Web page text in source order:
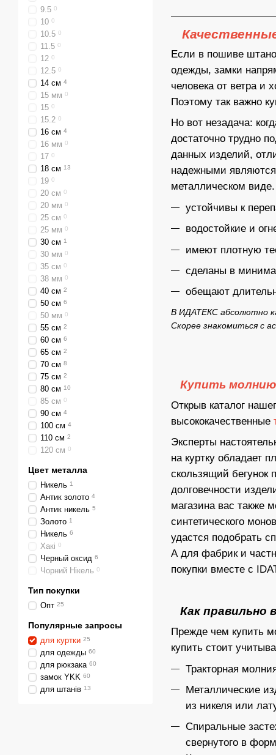
Если в пошиве
одежды, замки
человека от ветра и
Поэтому так важно
Но вот незадача:
достаточно трудно
данных изделий,
надежными
металлическом
устойчивы к
водостойкие и
имеют плотную
сделаны в
обещают
В ИДАТЕКС абсолютно
Скорее знакомиться с
Купить
Открыв каталог
высококачественные
Эксперты
на куртку обладает
скользящий бегунок
долговечности
магазина вас также
синтетического
удастся подобрать
А для фабрик и
покупки вместе с
Как правильно
Прежде чем купить
купить стоит
Тракторная
Металлические
из никеля или
Спиральные
свернутого в
9.5 0
10 0
10.5 0
11.5 0
12 0
12.5 0
14 см 4
15 мм 0
15 0
15.2 0
16 см 4
16 мм 0
17 0
18 см 13
19 0
20 см 0
20 мм 0
25 см 0
25 мм 0
30 см 1
30 мм 0
35 см 0
38 мм 0
40 см 2
50 см 6
50 мм 0
55 см 2
60 см 6
65 см 2
70 см 8
75 см 2
80 см 10
85 см 0
90 см 4
100 см 4
110 см 2
120 см 0
Цвет металла
Никель 1
Антик золото 4
Антик никель 5
Золото 1
Никель 6
Хакі 0
Черный оксид 6
Чорний Нікель 0
Тип покупки
Опт 25
Популярные запросы
для куртки 25
для одежды 60
для рюкзака 60
замок YKK 60
для штанів 13